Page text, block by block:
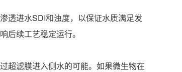
透进水SDI和浊度，以保证水质满足发
后续工艺稳定运行。
超滤膜进入侧水的可能。如果微生物在